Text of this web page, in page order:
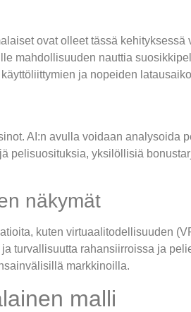
ovat olleet tässä
mahdollisuuden nauttia
ja nopeiden
AI:n avulla voidaan analysoida
pelisuosituksia, yksilöllisiä
näkymät
kuten virtuaalitodellisuuden
turvallisuutta rahansiirroissa ja
markkinoilla.
malli